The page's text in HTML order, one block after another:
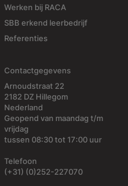
Werken bij RACA
SBB erkend leerbedrijf
Referenties
Contactgegevens
Arnoudstraat 22
2182 DZ Hillegom
Nederland
Geopend van maandag t/m
vrijdag
tussen 08:30 tot 17:00 uur
Telefoon
(+31) (0)252-227070